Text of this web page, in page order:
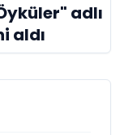
adlı
aldı